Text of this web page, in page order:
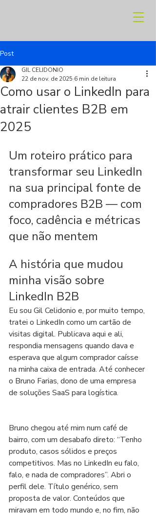
Post
Como usar o LinkedIn para
atrair clientes B2B em
2025
GIL CELIDONIO
22 de nov. de 2025 6 min de leitura
Um roteiro prático para
transformar seu LinkedIn
na sua principal fonte de
compradores B2B — com
foco, cadência e métricas
que não mentem
A história que mudou
minha visão sobre
LinkedIn B2B
Eu sou Gil Celidonio e, por muito tempo,
tratei o LinkedIn como um cartão de
visitas digital. Publicava aqui e ali,
respondia mensagens quando dava e
esperava que algum comprador caísse
na minha caixa de entrada. Até conhecer
o Bruno Farias, dono de uma empresa
de soluções SaaS para logística.
Bruno chegou até mim num café de
bairro, com um desabafo direto: “Tenho
produto, casos sólidos e preços
competitivos. Mas no LinkedIn eu falo,
falo, e nada de compradores”. Abri o
perfil dele. Título genérico, sem
proposta de valor. Conteúdos que
miravam em todo mundo e, no fim, não